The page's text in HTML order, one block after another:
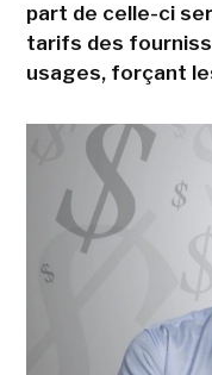
part de celle-ci
tarifs des
usages, forçant